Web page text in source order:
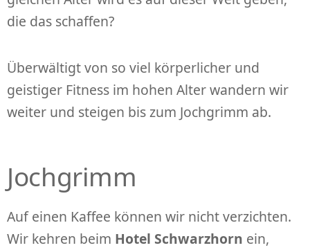
die das schaffen?
Überwältigt von so viel körperlicher und
geistiger Fitness im hohen Alter wandern wir
weiter und steigen bis zum Jochgrimm ab.
Jochgrimm
Auf einen Kaffee können wir nicht verzichten.
Wir kehren beim Hotel Schwarzhorn ein,